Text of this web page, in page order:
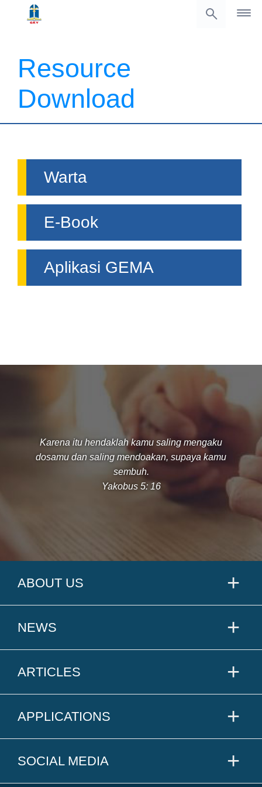
Resource
Download
Warta
E-Book
Aplikasi GEMA
Karena itu hendaklah kamu saling mengaku
dosamu dan saling mendoakan, supaya kamu
sembuh.
Yakobus 5: 16
ABOUT US
NEWS
ARTICLES
APPLICATIONS
SOCIAL MEDIA